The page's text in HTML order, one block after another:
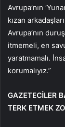
Avrupa’nın
kızan
Avrupa’nın
itmemeli, en
yaratmamalı.
korumalıyız.”
GAZETECİLER
TERK ETMEK